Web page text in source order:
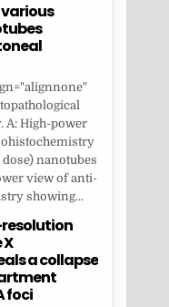
A: High-power
nanotubes
view of anti-
showing...
a collapse
foci